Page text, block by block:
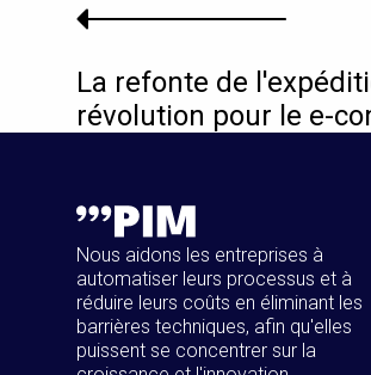
La refonte de
révolution pour le e-
Nous aidons les entreprises à
automatiser leurs processus et à
réduire leurs coûts en éliminant les
barrières techniques, afin qu'elles
puissent se concentrer sur la